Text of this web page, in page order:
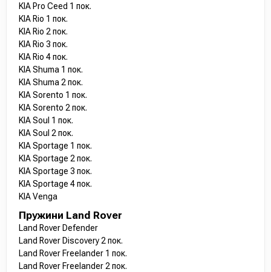
KIA Pro Ceed 1 пок.
KIA Rio 1 пок.
KIA Rio 2 пок.
KIA Rio 3 пок.
KIA Rio 4 пок.
KIA Shuma 1 пок.
KIA Shuma 2 пок.
KIA Sorento 1 пок.
KIA Sorento 2 пок.
KIA Soul 1 пок.
KIA Soul 2 пок.
KIA Sportage 1 пок.
KIA Sportage 2 пок.
KIA Sportage 3 пок.
KIA Sportage 4 пок.
KIA Venga
Пружини Land Rover
Land Rover Defender
Land Rover Discovery 2 пок.
Land Rover Freelander 1 пок.
Land Rover Freelander 2 пок.